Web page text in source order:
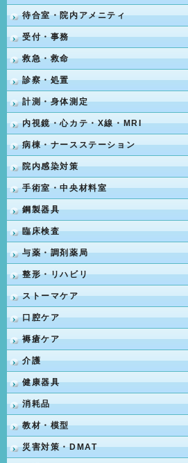
待合室・院内アメニティ
受付・事務
救急・救命
診察・処置
計測・身体測定
内視鏡・心カテ・X線・MRI
病棟・ナースステーション
院内感染対策
手術室・中央材料室
鋼製器具
臨床検査
与薬・調剤薬局
整形・リハビリ
ストーマケア
口腔ケア
褥瘡ケア
介護
健康器具
消耗品
教材・模型
災害対策・DMAT